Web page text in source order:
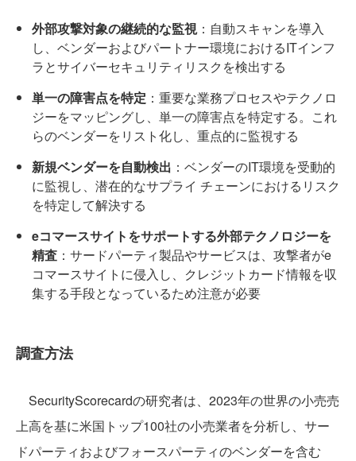
外部攻撃対象の継続的な監視：自動スキャンを導入
し、ベンダーおよびパートナー環境におけるITインフ
ラとサイバーセキュリティリスクを検出する
単一の障害点を特定 ：重要な業務プロセスやテクノロ
ジーをマッピングし、単一の障害点を特定する。これ
らのベンダーをリスト化し、重点的に監視する
新規ベンダーを自動検出 ：ベンダーのIT環境を受動的
に監視し、潜在的なサプライ チェーンにおけるリスク
を特定して解決する
eコマースサイトをサポートする外部テクノロジーを
精査 ：サードパーティ製品やサービスは、攻撃者がe
コマースサイトに侵入し、クレジットカード情報を収
集する手段となっているため注意が必要
調査方法
SecurityScorecardの研究者は、2023年の世界の小売売
上高を基に米国トップ100社の小売業者を分析し、サー
ドパーティおよびフォースパーティのベンダーを含む